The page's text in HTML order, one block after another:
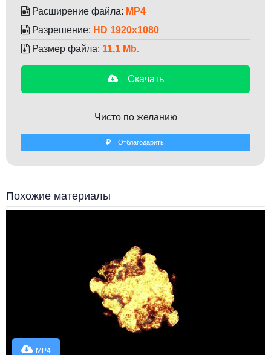
Расширение файла: MP4
Разрешение: HD 1920x1080
Размер файла: 11,1 Mb.
Скачать
Чисто по желанию
Отблагодарить.
Похожие материалы
MP4